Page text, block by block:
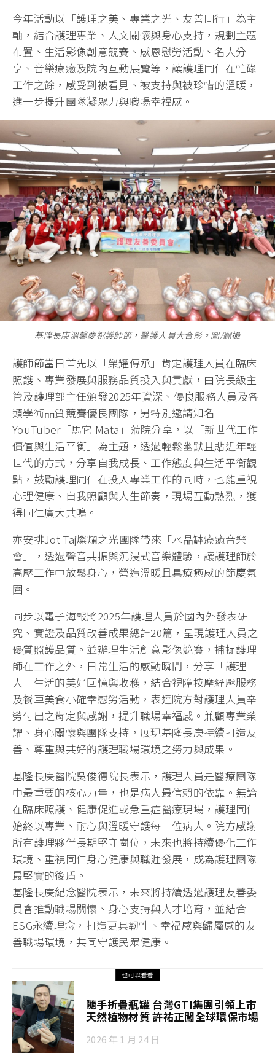
今年活動以「護理之美、專業之光、友善同行」為主
軸，結合護理專業、人文關懷與身心支持，規劃主題
布置、生活影像創意競賽、感恩慰勞活動、名人分
享、音樂療癒及院內互動展覽等，讓護理同仁在忙碌
工作之餘，感受到被看見、被支持與被珍惜的溫暖，
進一步提升團隊凝聚力與職場幸福感。
基隆長庚溫馨慶祝護師節，醫護人員大合影。圖/翻攝
護師節當日首先以「榮耀傳承」肯定護理人員在臨床
照護、專業發展與服務品質投入與貢獻，由院長級主
管及護理部主任頒發2025年資深、優良服務人員及各
類學術品質競賽優良團隊，另特別邀請知名
YouTuber「馬它 Mata」蒞院分享，以「新世代工作
價值與生活平衡」為主題，透過輕鬆幽默且貼近年輕
世代的方式，分享自我成長、工作態度與生活平衡觀
點，鼓勵護理同仁在投入專業工作的同時，也能重視
心理健康、自我照顧與人生節奏，現場互動熱烈，獲
得同仁廣大共鳴。
亦安排Jot Taj燦爛之光團隊帶來「水晶缽療癒音樂
會」，透過聲音共振與沉浸式音樂體驗，讓護理師於
高壓工作中放鬆身心，營造溫暖且具療癒感的節慶氛
圍。
同步以電子海報將2025年護理人員於國內外發表研
究、實證及品質改善成果總計20篇，呈現護理人員之
優質照護品質。並辦理生活創意影像競賽，捕捉護理
師在工作之外，日常生活的感動瞬間，分享「護理
人」生活的美好回憶與收穫，結合視障按摩紓壓服務
及餐車美食小確幸慰勞活動，表達院方對護理人員辛
勞付出之肯定與感謝，提升職場幸福感。兼顧專業榮
耀、身心關懷與團隊支持，展現基隆長庚持續打造友
善、尊重與共好的護理職場環境之努力與成果。
基隆長庚醫院吳俊德院長表示，護理人員是醫療團隊
中最重要的核心力量，也是病人最信賴的依靠。無論
在臨床照護、健康促進或急重症醫療現場，護理同仁
始終以專業、耐心與溫暖守護每一位病人。院方感謝
所有護理夥伴長期堅守崗位，未來也將持續優化工作
環境、重視同仁身心健康與職涯發展，成為護理團隊
最堅實的後盾。
基隆長庚紀念醫院表示，未來將持續透過護理友善委
員會推動職場關懷、身心支持與人才培育，並結合
ESG永續理念，打造更具韌性、幸福感與歸屬感的友
善職場環境，共同守護民眾健康。
也可以看看
隨手折疊瓶罐 台灣GTI集團引領上市
天然植物材質 許祐正闖全球環保市場
2026 年 1 月 24 日